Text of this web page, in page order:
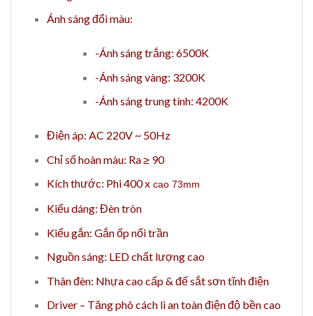
Ánh sáng đổi màu:
-Ánh sáng trắng: 6500K
-Ánh sáng vàng: 3200K
-Ánh sáng trung tính: 4200K
Điện áp: AC 220V ~ 50Hz
Chỉ số hoàn màu: Ra ≥ 90
Kích thước: Phi 400 xcao 73mm
Kiểu dáng: Đèn tròn
Kiểu gắn: Gắn ốp nổi trần
Nguồn sáng: LED chất lượng cao
Thân đèn: Nhựa cao cấp & đế sắt sơn tĩnh điện
Driver – Tăng phô cách li an toàn điện độ bền cao